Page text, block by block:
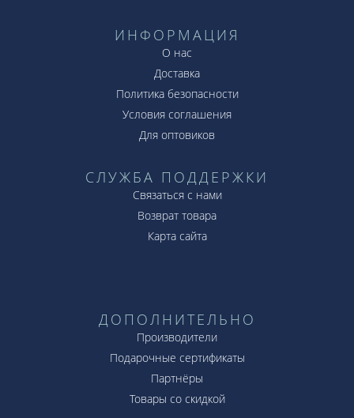
ИНФОРМАЦИЯ
О нас
Доставка
Политика безопасности
Условия соглашения
Для оптовиков
СЛУЖБА ПОДДЕРЖКИ
Связаться с нами
Возврат товара
Карта сайта
ДОПОЛНИТЕЛЬНО
Производители
Подарочные сертификаты
Партнёры
Товары со скидкой